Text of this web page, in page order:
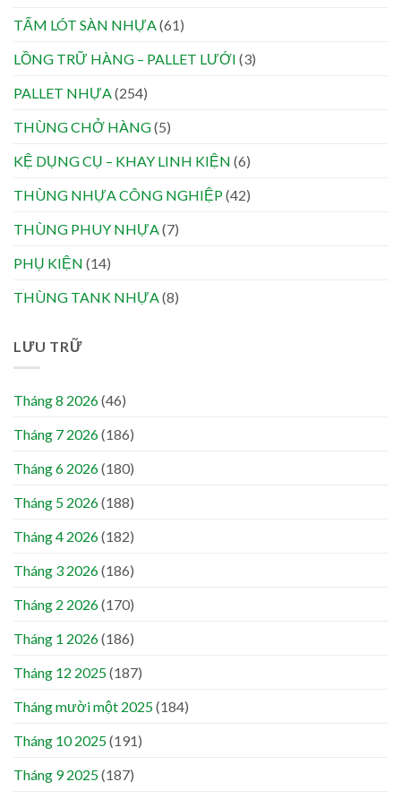
TẤM LÓT SÀN NHỰA (61)
LỒNG TRỮ HÀNG – PALLET LƯỚI (3)
PALLET NHỰA (254)
THÙNG CHỞ HÀNG(5)
KỆ DỤNG CỤ – KHAY LINH KIỆN (6)
THÙNG NHỰA CÔNG NGHIỆP(42)
THÙNG PHUY NHỰA (7)
PHỤ KIỆN (14)
THÙNG TANK NHỰA (8)
LƯU TRỮ
Tháng 8 2026(46)
Tháng 7 2026(186)
Tháng 6 2026(180)
Tháng 5 2026(188)
Tháng 4 2026(182)
Tháng 3 2026(186)
Tháng 2 2026(170)
Tháng 1 2026(186)
Tháng 12 2025(187)
Tháng mười một 2025(184)
Tháng 10 2025(191)
Tháng 9 2025(187)